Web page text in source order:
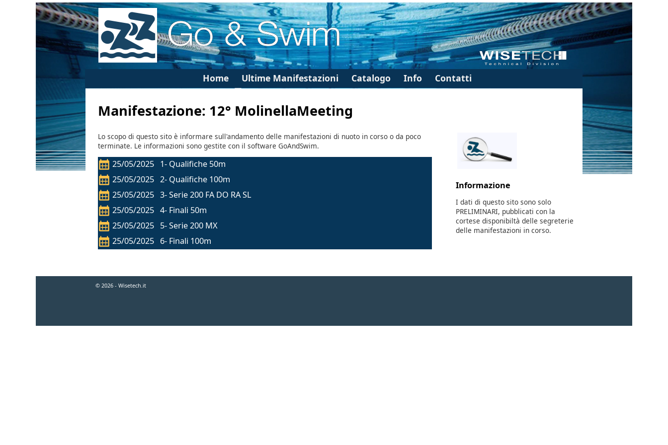
Home Ultime Manifestazioni Catalogo Info Contatti
Manifestazione: 12° MolinellaMeeting
Lo scopo di questo sito è informare sull'andamento delle manifestazioni di nuoto in corso o da poco
terminate. Le informazioni sono gestite con il software GoAndSwim.
25/05/2025 1- Qualifiche 50m
25/05/2025 2- Qualifiche 100m
25/05/2025 3- Serie 200 FA DO RA SL
25/05/2025 4- Finali 50m
25/05/2025 5- Serie 200 MX
25/05/2025 6- Finali 100m
Informazione
I dati di questo sito sono solo
PRELIMINARI, pubblicati con la
cortese disponibiltà delle segreterie
delle manifestazioni in corso.
© 2026 - Wisetech.it